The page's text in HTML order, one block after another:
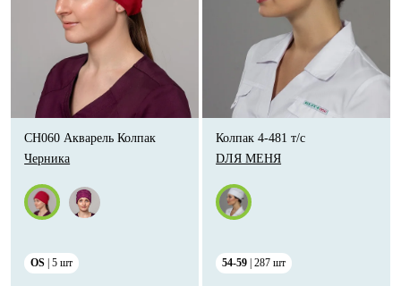
CH060 Акварель Колпак
Черника
OS 5 шт
Колпак 4-481 т/с
DЛЯ МЕНЯ
54-59 287 шт